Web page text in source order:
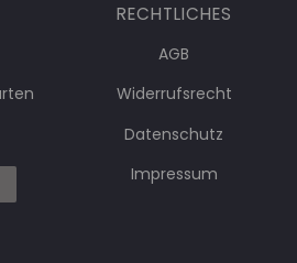
RECHTLICHES
AGB
Widerrufsrecht
Datenschutz
Impressum